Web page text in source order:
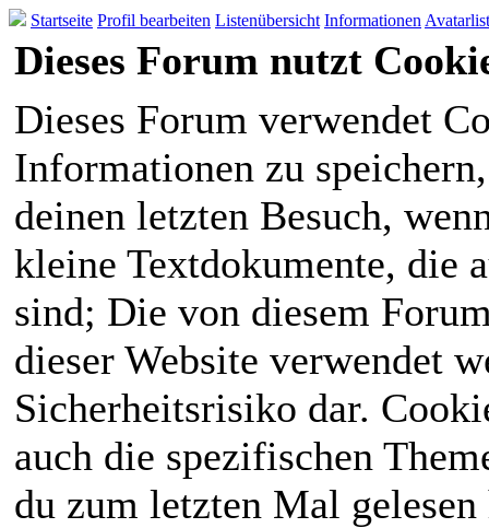
Startseite Profil bearbeiten Listenübersicht Informationen
Dieses Forum nutzt
Dieses Forum verwendet
Informationen zu
deinen letzten Besuch,
kleine Textdokumente, die
sind; Die von diesem
dieser Website verwendet
Sicherheitsrisiko dar.
auch die spezifischen
du zum letzten Mal